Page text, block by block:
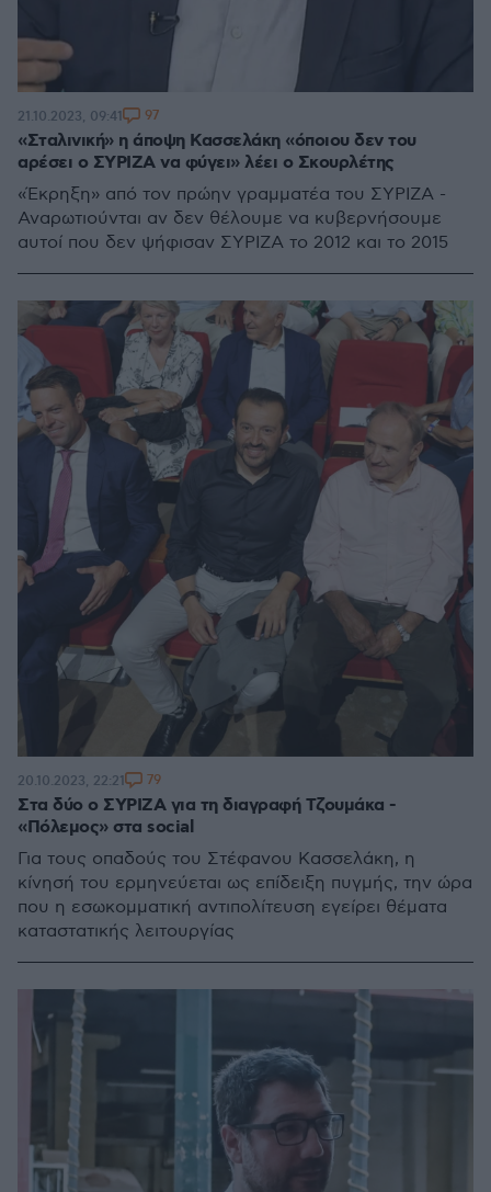
«Σταλινική» η άποψη Κασσελάκη «όποιου δεν του
αρέσει ο ΣΥΡΙΖΑ να φύγει» λέει ο Σκουρλέτης
«Έκρηξη» από τον πρώην γραμματέα του ΣΥΡΙΖΑ -
Αναρωτιούνται αν δεν θέλουμε να κυβερνήσουμε
αυτοί που δεν ψήφισαν ΣΥΡΙΖΑ το 2012 και το 2015
21.10.2023, 09:41 97
Στα δύο ο ΣΥΡΙΖΑ για τη διαγραφή Τζουμάκα -
«Πόλεμος» στα social
Για τους οπαδούς του Στέφανου Κασσελάκη, η
κίνησή του ερμηνεύεται ως επίδειξη πυγμής, την ώρα
που η εσωκομματική αντιπολίτευση εγείρει θέματα
καταστατικής λειτουργίας
20.10.2023, 22:21 79